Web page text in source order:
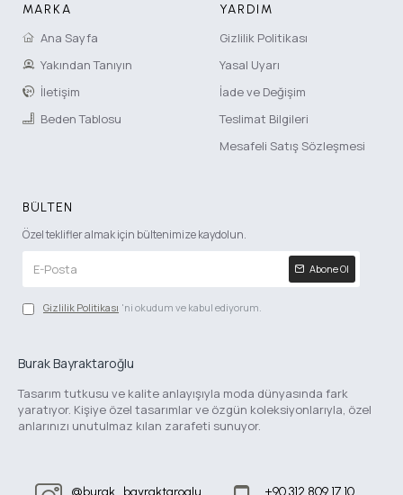
MARKA
Ana Sayfa
Yakından Tanıyın
İletişim
Beden Tablosu
YARDIM
Gizlilik Politikası
Yasal Uyarı
İade ve Değişim
Teslimat Bilgileri
Mesafeli Satış Sözleşmesi
BÜLTEN
Özel teklifler almak için bültenimize kaydolun.
Abone Ol
Gizlilik Politikası 'ni okudum ve kabul ediyorum.
Burak Bayraktaroğlu
Tasarım tutkusu ve kalite anlayışıyla moda dünyasında fark
yaratıyor. Kişiye özel tasarımlar ve özgün koleksiyonlarıyla, özel
anlarınızı unutulmaz kılan zarafeti sunuyor.
@burak_bayraktaroglu +90 312 809 17 10